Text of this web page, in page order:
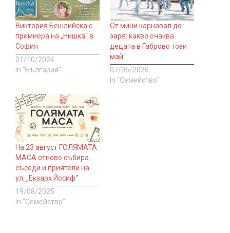
Виктория Бешлийска с
премиера на „Нишка“ в
София
01/10/2024
In "България"
Oт мини карнавал до
заря: какво очаква
децата в Габрово този
май
07/05/2026
In "Семейство"
На 23 август ГОЛЯМАТА
МАСА отново събира
съседи и приятели на
ул. „Екзарх Йосиф“
19/08/2025
In "Семейство"